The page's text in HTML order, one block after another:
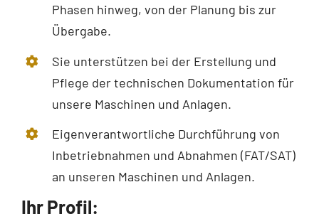
Phasen hinweg, von der Planung bis zur
Übergabe.
Sie unterstützen bei der Erstellung und
Pflege der technischen Dokumentation für
unsere Maschinen und Anlagen.
Eigenverantwortliche Durchführung von
Inbetriebnahmen und Abnahmen (FAT/SAT)
an unseren Maschinen und Anlagen.
Ihr Profil: